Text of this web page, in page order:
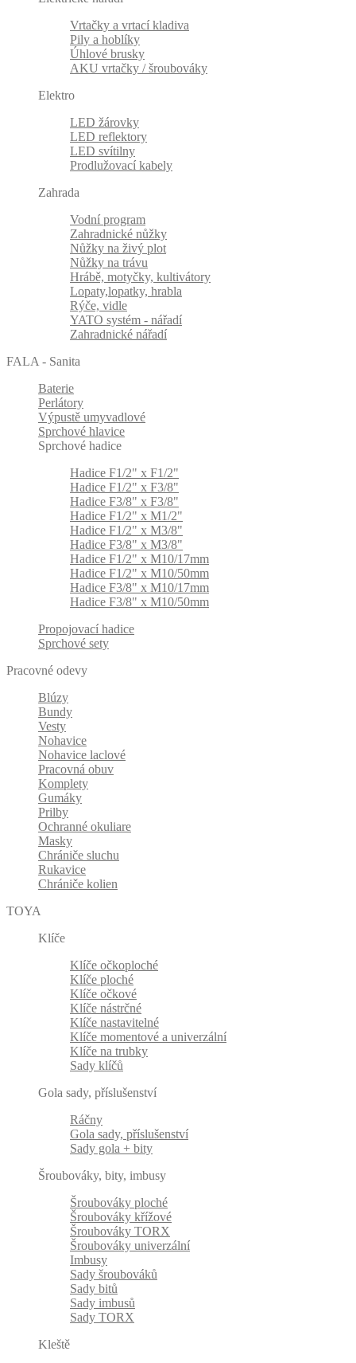
Vrtačky a vrtací kladiva
Pily a hoblíky
Úhlové brusky
AKU vrtačky / šroubováky
Elektro
LED žárovky
LED reflektory
LED svítilny
Prodlužovací kabely
Zahrada
Vodní program
Zahradnické nůžky
Nůžky na živý plot
Nůžky na trávu
Hrábě, motyčky, kultivátory
Lopaty,lopatky, hrabla
Rýče, vidle
YATO systém - nářadí
Zahradnické nářadí
FALA - Sanita
Baterie
Perlátory
Výpustě umyvadlové
Sprchové hlavice
Sprchové hadice
Hadice F1/2" x F1/2"
Hadice F1/2" x F3/8"
Hadice F3/8" x F3/8"
Hadice F1/2" x M1/2"
Hadice F1/2" x M3/8"
Hadice F3/8" x M3/8"
Hadice F1/2" x M10/17mm
Hadice F1/2" x M10/50mm
Hadice F3/8" x M10/17mm
Hadice F3/8" x M10/50mm
Propojovací hadice
Sprchové sety
Pracovné odevy
Blúzy
Bundy
Vesty
Nohavice
Nohavice laclové
Pracovná obuv
Komplety
Gumáky
Prilby
Ochranné okuliare
Masky
Chrániče sluchu
Rukavice
Chrániče kolien
TOYA
Klíče
Klíče očkoploché
Klíče ploché
Klíče očkové
Klíče nástrčné
Klíče nastavitelné
Klíče momentové a univerzální
Klíče na trubky
Sady klíčů
Gola sady, příslušenství
Ráčny
Gola sady, příslušenství
Sady gola + bity
Šroubováky, bity, imbusy
Šroubováky ploché
Šroubováky křížové
Šroubováky TORX
Šroubováky univerzální
Imbusy
Sady šroubováků
Sady bitů
Sady imbusů
Sady TORX
Kleště